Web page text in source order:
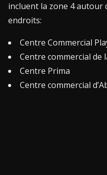
incluent la zone 4 autour
endroits:
Centre Commercial
Centre commercial de
Centre Prima
Centre commercial